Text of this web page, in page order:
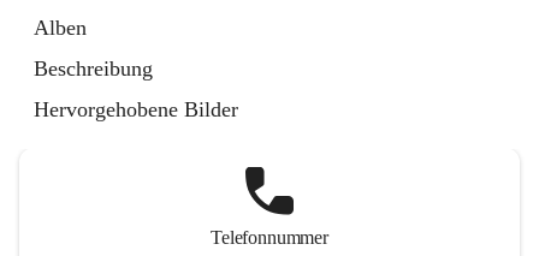
Alben
Beschreibung
Hervorgehobene Bilder
Telefonnummer